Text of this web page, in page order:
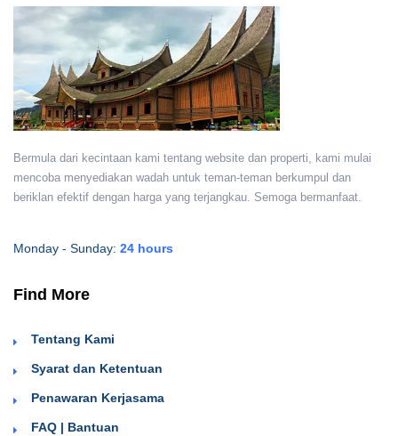
Bermula dari kecintaan kami tentang website dan properti, kami mulai
mencoba menyediakan wadah untuk teman-teman berkumpul dan
beriklan efektif dengan harga yang terjangkau. Semoga bermanfaat.
Monday - Sunday: 24 hours
Find More
Tentang Kami
Syarat dan Ketentuan
Penawaran Kerjasama
FAQ | Bantuan